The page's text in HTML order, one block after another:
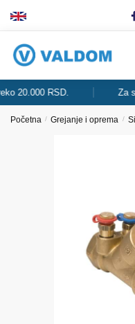
RSD. Za
Početna / Grejanje i oprema /